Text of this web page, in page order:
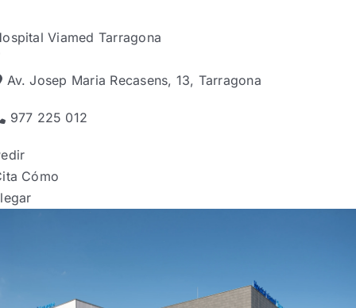
Viamed Tarragona
Av. Josep Maria Recasens, 13, Tarragona
977 225 012
Cómo